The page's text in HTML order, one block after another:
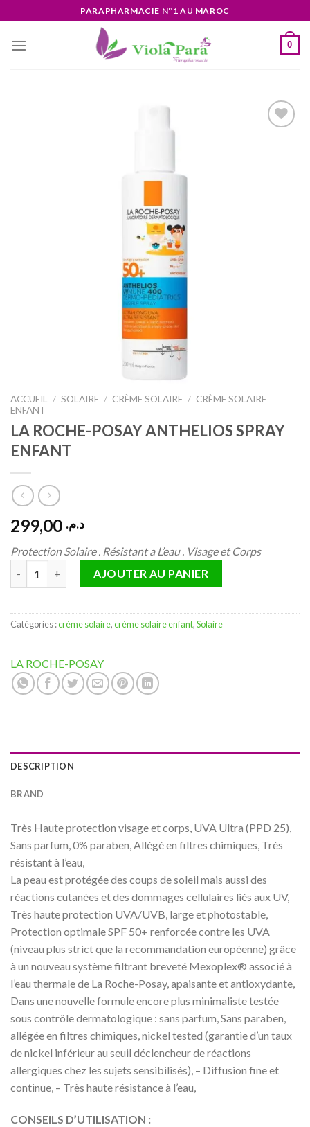
to
content
PARAPHARMACIE N°1 AU MAROC
0
ACCUEIL / SOLAIRE / CRÈME SOLAIRE / CRÈME SOLAIRE
ENFANT
LA ROCHE-POSAY ANTHELIOS SPRAY
ENFANT
د.م.
Protection Solaire . Résistant a L’eau . Visage et Corps
quantité de LA ROCHE-POSAY ANTHELIOS SPRAY ENFANT
AJOUTER AU PANIER
Catégories :crème solaire,crème solaire enfant,Solaire
LA ROCHE-POSAY
DESCRIPTION
BRAND
Très Haute protection visage et corps, UVA Ultra (PPD 25),
Sans parfum, 0% paraben, Allégé en filtres chimiques, Très
résistant à l’eau,
La peau est protégée des coups de soleil mais aussi des
réactions cutanées et des dommages cellulaires liés aux UV,
Très haute protection UVA/UVB, large et photostable,
Protection optimale SPF 50+ renforcée contre les UVA
(niveau plus strict que la recommandation européenne) grâce
à un nouveau système filtrant breveté Mexoplex® associé à
l’eau thermale de La Roche-Posay, apaisante et antioxydante,
Dans une nouvelle formule encore plus minimaliste testée
sous contrôle dermatologique : sans parfum, Sans paraben,
allégée en filtres chimiques, nickel tested (garantie d’un taux
de nickel inférieur au seuil déclencheur de réactions
allergiques chez les sujets sensibilisés), – Diffusion fine et
continue, – Très haute résistance à l’eau,
CONSEILS D’UTILISATION :